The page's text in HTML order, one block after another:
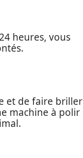
heures, vous
et de faire briller
machine à polir